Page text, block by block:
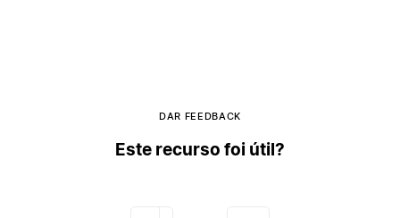
DAR FEEDBACK
Este recurso foi útil?